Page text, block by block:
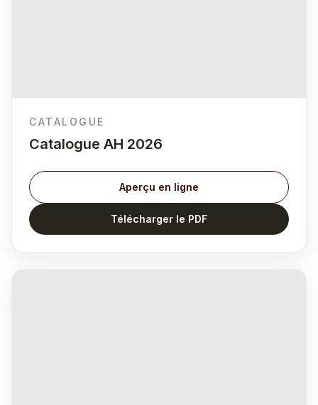
CATALOGUE
Catalogue AH 2026
Aperçu en ligne
Télécharger le PDF